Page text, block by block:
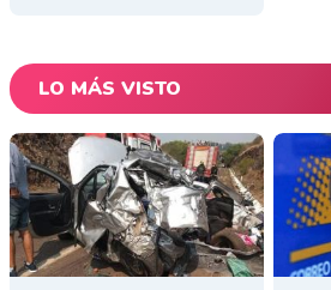
LO MÁS VISTO